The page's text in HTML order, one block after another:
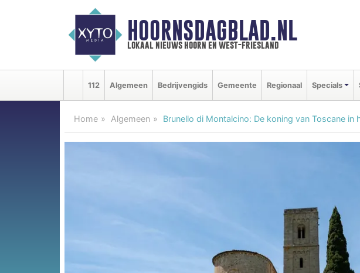
HOORNSDAGBLAD.NL
lokaal nieuws hoorn en west-friesland
112 Algemeen Bedrijvengids Gemeente Regionaal Specials
Home Algemeen Brunello di Montalcino: De koning van Toscane in